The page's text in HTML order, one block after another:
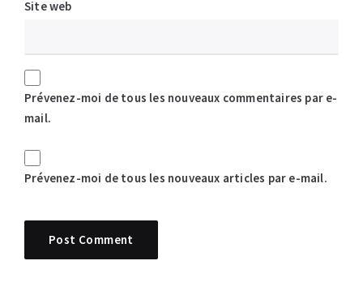
Site web
Prévenez-moi de tous les nouveaux commentaires par e-
mail.
Prévenez-moi de tous les nouveaux articles par e-mail.